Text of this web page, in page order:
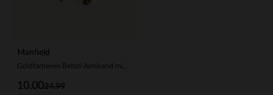
Manfield
24.99
10.00